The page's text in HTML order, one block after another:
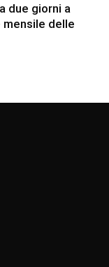
due giorni a
delle